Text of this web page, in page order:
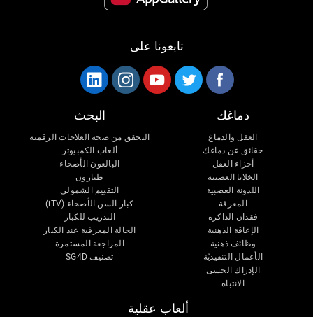
تابعونا على
دماغك
العقل والدماغ
حقائق عن دماغك
أجزاء العقل
الخلايا العصبية
اللدونة العصبية
المعرفة
فقدان الذاكرة
الإعاقة الذهنية
وظائف ذهنية
الأعمال التنفيذيّة
الإدراك الحسى
الانتباه
البحث
التحقق من صحة العلاجات الرقمية
ألعاب الكمبيوتر
البالغون الأصحاء
طيارون
التقييم الشمولي
كبار السن الأصحاء (iTV)
التدريب للكبار
الحالة المعرفية عند الكبار
المراجعة المستمرة
تصنيف SG4D
ألعاب عقلية